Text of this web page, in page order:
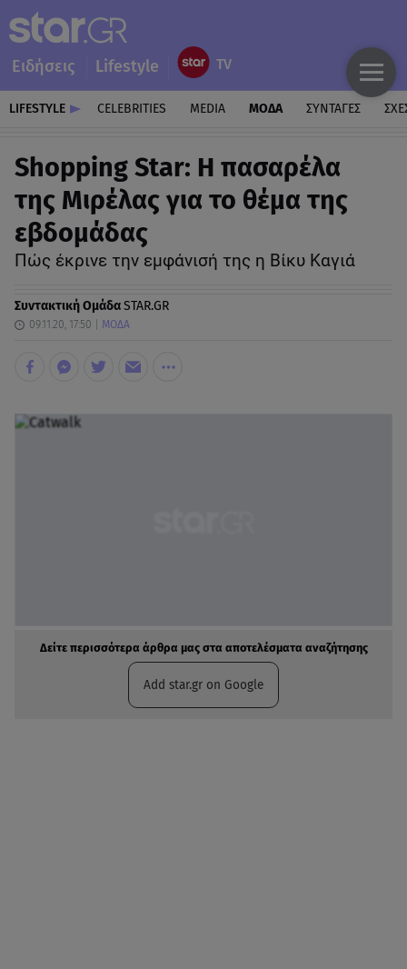
Ειδήσεις Lifestyle
LIFESTYLE CELEBRITIES MEDIA ΜΟΔΑ ΣΥΝΤΑΓΕΣ
Shopping Star: Η πασαρέλα
της Μιρέλας για το θέμα της
εβδομάδας
Πώς έκρινε την εμφάνισή της η Βίκυ Καγιά
Συντακτική ΟμάδαSTAR.GR
09.11.20, 17:50 ΜΟΔΑ
Δείτε περισσότερα άρθρα μας στα αποτελέσματα αναζήτησης
Add star.gr on Google